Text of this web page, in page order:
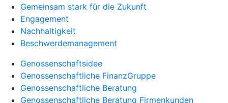
Gemeinsam stark für die Zukunft
Engagement
Nachhaltigkeit
Beschwerdemanagement
Genossenschaftsidee
Genossenschaftliche FinanzGruppe
Genossenschaftliche Beratung
Genossenschaftliche Beratung Firmenkunden